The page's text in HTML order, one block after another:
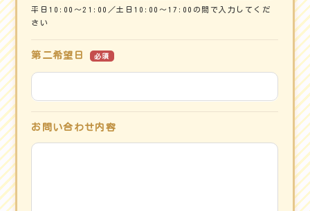
平日10:00～21:00／土日10:00～17:00の間で入力してくだ
さい
第二希望日 必須
お問い合わせ内容